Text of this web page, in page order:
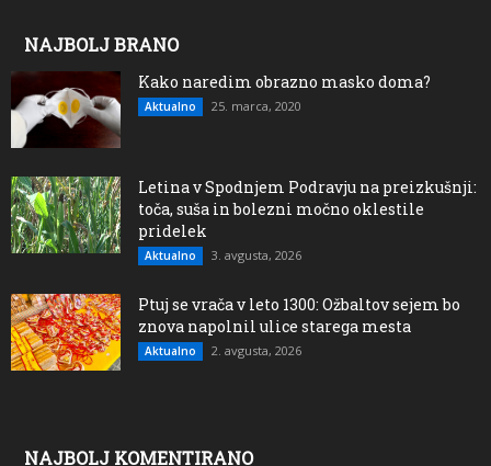
NAJBOLJ BRANO
Kako naredim obrazno masko doma?
Aktualno 25. marca, 2020
Letina v Spodnjem Podravju na preizkušnji:
toča, suša in bolezni močno oklestile
pridelek
Aktualno 3. avgusta, 2026
Ptuj se vrača v leto 1300: Ožbaltov sejem bo
znova napolnil ulice starega mesta
Aktualno 2. avgusta, 2026
NAJBOLJ KOMENTIRANO